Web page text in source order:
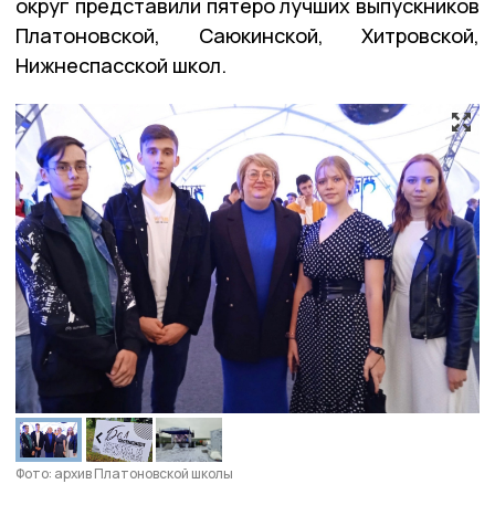
округ представили пятеро лучших выпускников
Платоновской, Саюкинской, Хитровской,
Нижнеспасской школ.
Фото: архив Платоновской школы